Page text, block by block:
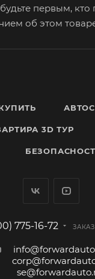
первым, кто
об этом
3D ТУР
775-16-72